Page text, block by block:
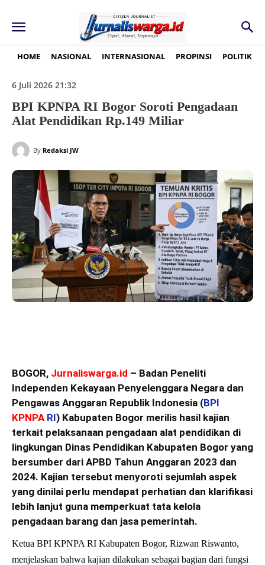
HOME NASIONAL INTERNASIONAL PROPINSI POLITIK
6 Juli 2026 21:32
BPI KPNPA RI Bogor Soroti Pengadaan
Alat Pendidikan Rp.149 Miliar
By Redaksi JW
BOGOR, Jurnaliswarga.id – Badan Peneliti
Independen Kekayaan Penyelenggara Negara dan
Pengawas Anggaran Republik Indonesia (BPI
KPNPA RI) Kabupaten Bogor merilis hasil kajian
terkait pelaksanaan pengadaan alat pendidikan di
lingkungan Dinas Pendidikan Kabupaten Bogor yang
bersumber dari APBD Tahun Anggaran 2023 dan
2024. Kajian tersebut menyoroti sejumlah aspek
yang dinilai perlu mendapat perhatian dan klarifikasi
lebih lanjut guna memperkuat tata kelola
pengadaan barang dan jasa pemerintah.
Ketua BPI KPNPA RI Kabupaten Bogor, Rizwan Riswanto,
menjelaskan bahwa kajian dilakukan sebagai bagian dari fungsi